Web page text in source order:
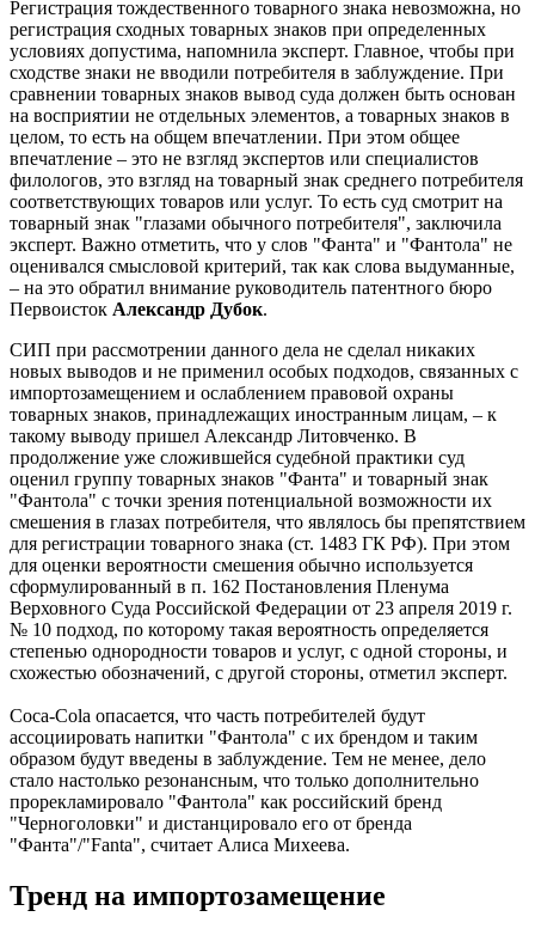
Регистрация тождественного товарного знака невозможна, но
регистрация сходных товарных знаков при определенных
условиях допустима, напомнила эксперт. Главное, чтобы при
сходстве знаки не вводили потребителя в заблуждение. При
сравнении товарных знаков вывод суда должен быть основан
на восприятии не отдельных элементов, а товарных знаков в
целом, то есть на общем впечатлении. При этом общее
впечатление – это не взгляд экспертов или специалистов
филологов, это взгляд на товарный знак среднего потребителя
соответствующих товаров или услуг. То есть суд смотрит на
товарный знак "глазами обычного потребителя", заключила
эксперт. Важно отметить, что у слов "Фанта" и "Фантола" не
оценивался смысловой критерий, так как слова выдуманные,
– на это обратил внимание руководитель патентного бюро
Первоисток Александр Дубок.
СИП при рассмотрении данного дела не сделал никаких
новых выводов и не применил особых подходов, связанных с
импортозамещением и ослаблением правовой охраны
товарных знаков, принадлежащих иностранным лицам, – к
такому выводу пришел Александр Литовченко. В
продолжение уже сложившейся судебной практики суд
оценил группу товарных знаков "Фанта" и товарный знак
"Фантола" с точки зрения потенциальной возможности их
смешения в глазах потребителя, что являлось бы препятствием
для регистрации товарного знака (ст. 1483 ГК РФ). При этом
для оценки вероятности смешения обычно используется
сформулированный в п. 162 Постановления Пленума
Верховного Суда Российской Федерации от 23 апреля 2019 г.
№ 10 подход, по которому такая вероятность определяется
степенью однородности товаров и услуг, с одной стороны, и
схожестью обозначений, с другой стороны, отметил эксперт.
Coca-Cola опасается, что часть потребителей будут
ассоциировать напитки "Фантола" с их брендом и таким
образом будут введены в заблуждение. Тем не менее, дело
стало настолько резонансным, что только дополнительно
прорекламировало "Фантола" как российский бренд
"Черноголовки" и дистанцировало его от бренда
"Фанта"/"Fanta", считает Алиса Михеева.
Тренд на импортозамещение